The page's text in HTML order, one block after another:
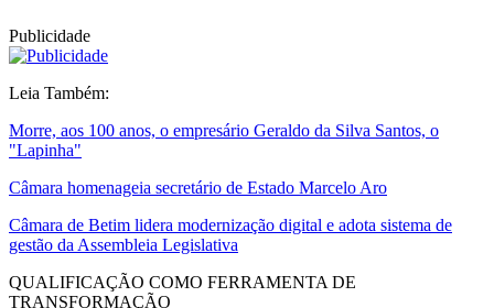
Publicidade
Leia Também:
Morre, aos 100 anos, o empresário Geraldo da Silva Santos, o
"Lapinha"
Câmara homenageia secretário de Estado Marcelo Aro
Câmara de Betim lidera modernização digital e adota sistema de
gestão da Assembleia Legislativa
QUALIFICAÇÃO COMO FERRAMENTA DE
TRANSFORMAÇÃO